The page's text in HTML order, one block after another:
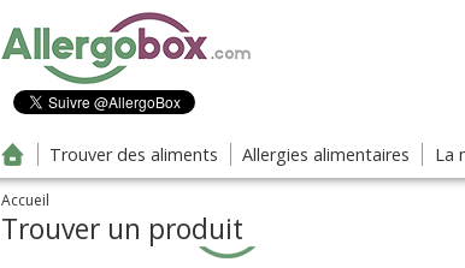
Trouver des aliments Allergies alimentaires La
Accueil
Trouver un produit